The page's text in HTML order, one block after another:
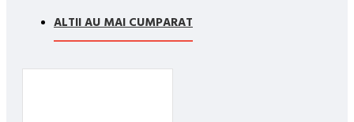
compania de curierat, care va livreaza comanda în decursul a 24-
48 ore din momentul confirmarii comenzii, daca aceasta a fost
comanda a fost facuta dupa ora 12:00, sambata sau duminica ne
ALTII AU MAI CUMPARAT